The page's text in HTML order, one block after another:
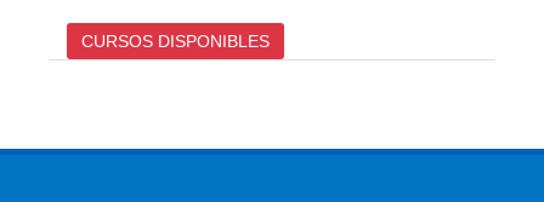
CURSOS DISPONIBLES